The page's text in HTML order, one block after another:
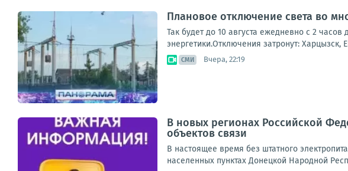
Плановое отключение света во
Так будет до 10 августа ежедневно с 2
энергетики.Отключения затронут:
СМИ Вчера, 22:19
В новых регионах Российской
объектов связи
В настоящее время без штатного
населенных пунктах Донецкой Народной